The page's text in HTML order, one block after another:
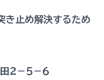
き止め解決するため
－５－６